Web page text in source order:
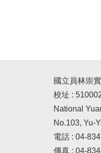
國立員林崇
校址 :
National
No.103, Yu-
電話 : 04-
傳真 : 04-